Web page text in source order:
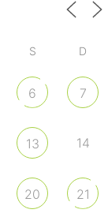
S D
6 7
13 14
20 21